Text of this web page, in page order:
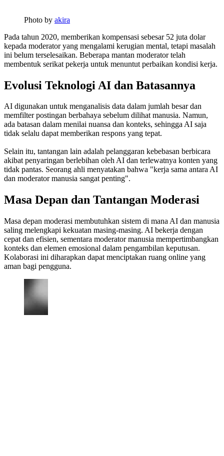
Photo by akira
Pada tahun 2020, memberikan kompensasi sebesar 52 juta dolar
kepada moderator yang mengalami kerugian mental, tetapi masalah
ini belum terselesaikan. Beberapa mantan moderator telah
membentuk serikat pekerja untuk menuntut perbaikan kondisi kerja.
Evolusi Teknologi AI dan Batasannya
AI digunakan untuk menganalisis data dalam jumlah besar dan
memfilter postingan berbahaya sebelum dilihat manusia. Namun,
ada batasan dalam menilai nuansa dan konteks, sehingga AI saja
tidak selalu dapat memberikan respons yang tepat.
Selain itu, tantangan lain adalah pelanggaran kebebasan berbicara
akibat penyaringan berlebihan oleh AI dan terlewatnya konten yang
tidak pantas. Seorang ahli menyatakan bahwa "kerja sama antara AI
dan moderator manusia sangat penting".
Masa Depan dan Tantangan Moderasi
Masa depan moderasi membutuhkan sistem di mana AI dan manusia
saling melengkapi kekuatan masing-masing. AI bekerja dengan
cepat dan efisien, sementara moderator manusia mempertimbangkan
konteks dan elemen emosional dalam pengambilan keputusan.
Kolaborasi ini diharapkan dapat menciptakan ruang online yang
aman bagi pengguna.